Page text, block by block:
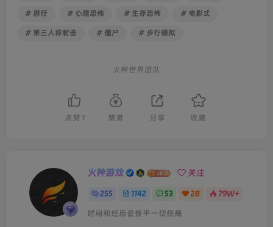
# 潜行 # 心理恐怖 # 生存恐怖 # 电影式
# 第三人称射击 # 僵尸 # 步行模拟
火种世界团队
点赞 1 赞赏 分享 收藏
火种游戏 关注
255 1142 53 28 79W+
时间和经历会抚平一切伤痛